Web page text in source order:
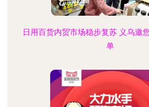
日用百货内贸市场稳步复苏 义乌邀
单